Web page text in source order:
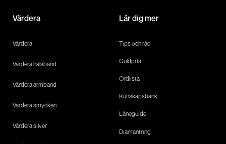
Värdera
Värdera
Värdera halsband
Värdera armband
Värdera smycken
Värdera silver
Lär dig mer
Tips och råd
Guldpris
Ordlista
Kunskapsbank
Låneguide
Diamantring